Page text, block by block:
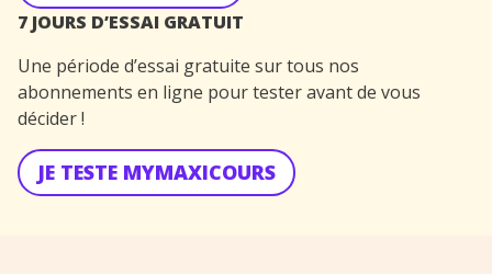
7 JOURS D’ESSAI GRATUIT
Une période d’essai gratuite sur tous nos
abonnements en ligne pour tester avant de vous
décider !
JE TESTE MYMAXICOURS